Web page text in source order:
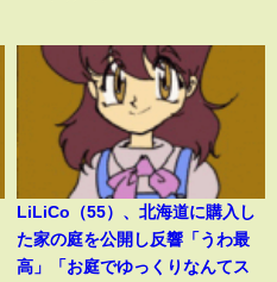
LiLiCo（55）、北海道に購入し
た家の庭を公開し反響「うわ最
高」「お庭でゆっくりなんてス